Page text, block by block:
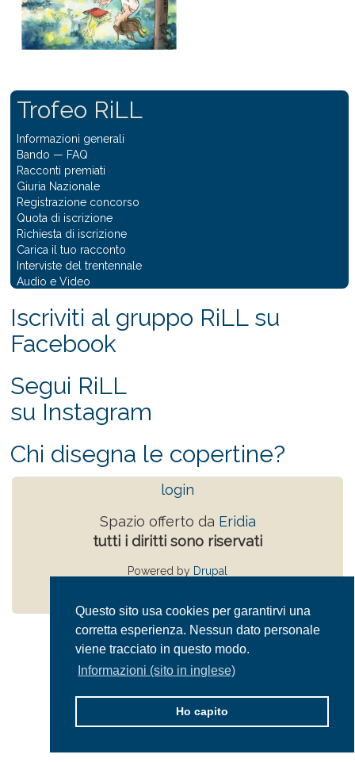
Questo sito usa cookies per garantirvi una
corretta esperienza. Nessun dato personale
viene tracciato in questo modo.
Informazioni (sito in inglese)
Ho capito
Trofeo RiLL
Informazioni generali
Bando — FAQ
Racconti premiati
Giuria Nazionale
Registrazione concorso
Quota di iscrizione
Richiesta di iscrizione
Carica il tuo racconto
Interviste del trentennale
Audio e Video
Iscriviti al gruppo RiLL su
Facebook
Segui RiLL
su Instagram
Chi disegna le copertine?
login
Spazio offerto da Eridia
tutti i diritti sono riservati
Powered by Drupal